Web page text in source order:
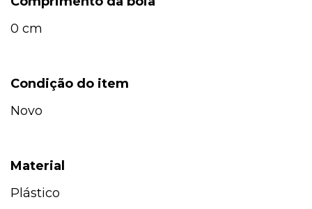
0 cm
Condição do item
Novo
Material
Plástico